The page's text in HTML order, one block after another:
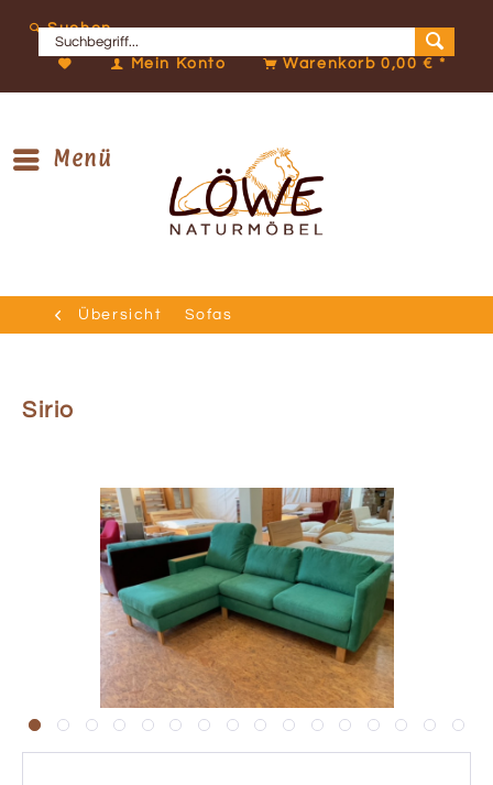
Suchen
Mein Konto Warenkorb0,00 € *
Menü
Übersicht Sofas
Sirio